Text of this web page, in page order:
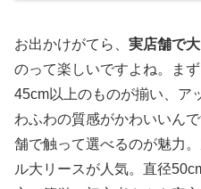
お出かけがてら、 実店舗で
のって楽しいですよね。ま
45cm以上のものが揃い、ア
わふわの質感がかわいいん
舗で触って選べるのが魅力
ル大リースが人気。直径